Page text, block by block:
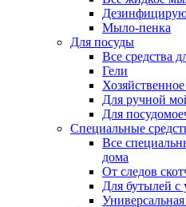
Мыло-пенка
Для посуды
Все средства
Гели
Для ручной
Для
Специальные
Все
дома
От следов
Для бутылей с